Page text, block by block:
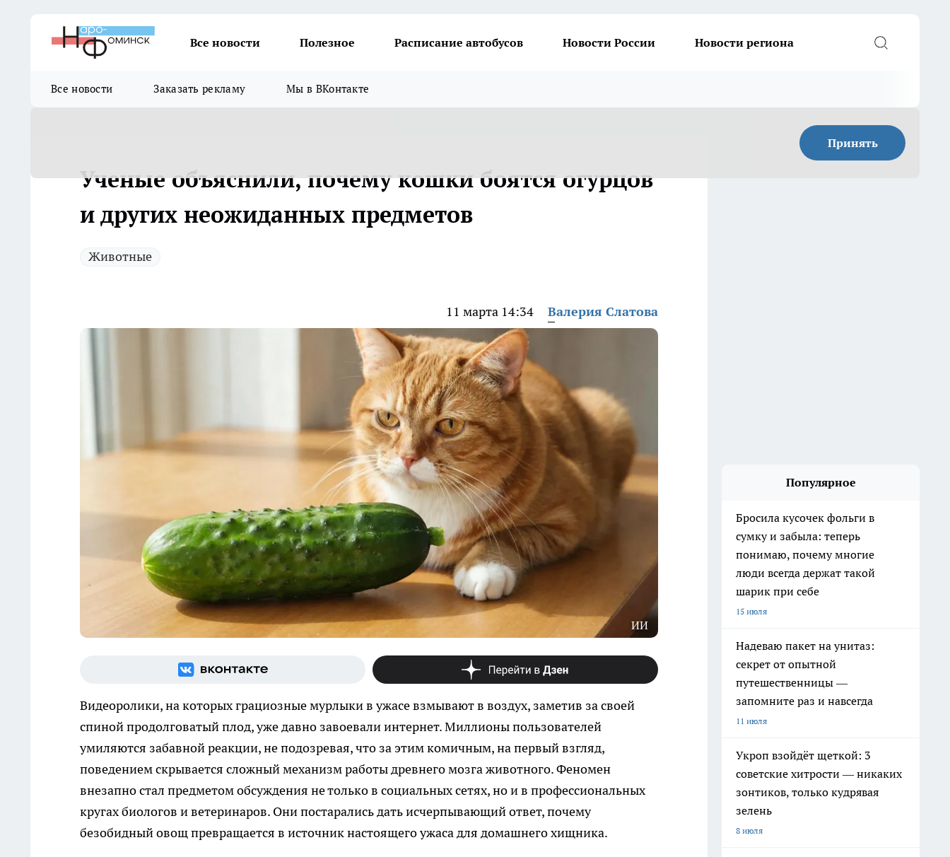
Все новости Полезное Расписание автобусов Новости России Новости региона
Все новости Заказать рекламу Мы в ВКонтакте
Принять
Ученые объяснили, почему кошки боятся огурцов
и других неожиданных предметов
Животные
11 марта 14:34 Валерия Слатова
ИИ
Видеоролики, на которых грациозные мурлыки в ужасе взмывают в воздух, заметив за своей
спиной продолговатый плод, уже давно завоевали интернет. Миллионы пользователей
умиляются забавной реакции, не подозревая, что за этим комичным, на первый взгляд,
поведением скрывается сложный механизм работы древнего мозга животного. Феномен
внезапно стал предметом обсуждения не только в социальных сетях, но и в профессиональных
кругах биологов и ветеринаров. Они постарались дать исчерпывающий ответ, почему
безобидный овощ превращается в источник настоящего ужаса для домашнего хищника.
Популярное
Бросила кусочек фольги в
сумку и забыла: теперь
понимаю, почему многие
люди всегда держат такой
шарик при себе
15 июля
Надеваю пакет на унитаз:
секрет от опытной
путешественницы —
запомните раз и навсегда
11 июля
Укроп взойдёт щеткой: 3
советские хитрости — никаких
зонтиков, только кудрявая
зелень
8 июля